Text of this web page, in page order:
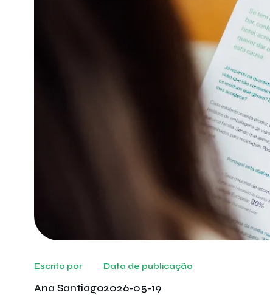
Escrito por
Ana Santiago
Data de publicação
2026-05-19